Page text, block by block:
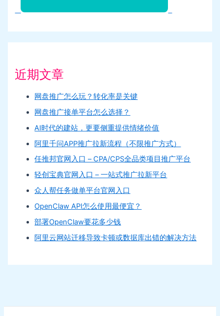
近期文章
网盘推广怎么玩？转化率是关键
网盘推广接单平台怎么选择？
AI时代的建站，更要侧重提供情绪价值
阿里千问APP推广拉新流程（不限推广方式）
任推邦官网入口 – CPA/CPS全品类项目推广平台
轻创宝典官网入口 – 一站式推广拉新平台
众人帮任务做单平台官网入口
OpenClaw API怎么使用最便宜？
部署OpenClaw要花多少钱
阿里云网站迁移导致卡顿或数据库出错的解决方法